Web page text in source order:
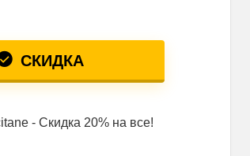
СКИДКА
- Скидка 20% на все!